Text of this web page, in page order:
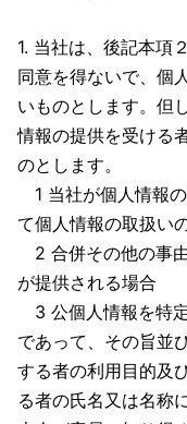
1. 当社は、後記本項
同意を得ないで、個
いものとします。但
情報の提供を受ける
のとします。
1 当社が個人情報
て個人情報の取扱い
2 合併その他の事
が提供される場合
3 公個人情報を特
であって、その旨並
する者の利用目的及
る者の氏名又は名称